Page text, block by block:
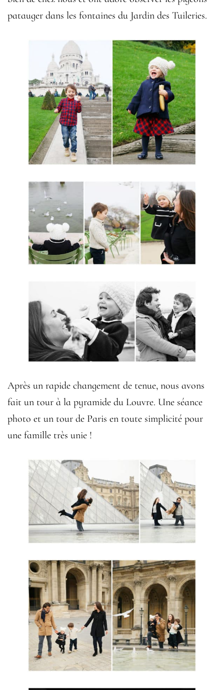
patauger dans les fontaines du Jardin des Tuileries.
Après un rapide changement de tenue, nous avons
fait un tour à la pyramide du Louvre. Une séance
photo et un tour de Paris en toute simplicité pour
une famille très unie !